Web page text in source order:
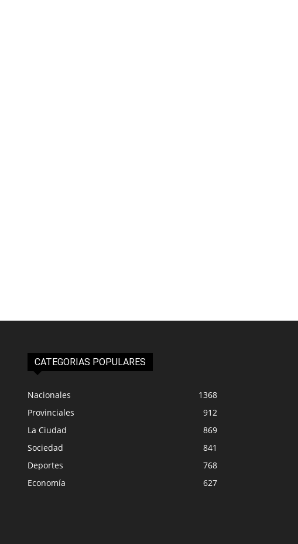
CATEGORIAS POPULARES
Nacionales
1368
Provinciales
912
La Ciudad
869
Sociedad
841
Deportes
768
Economía
627